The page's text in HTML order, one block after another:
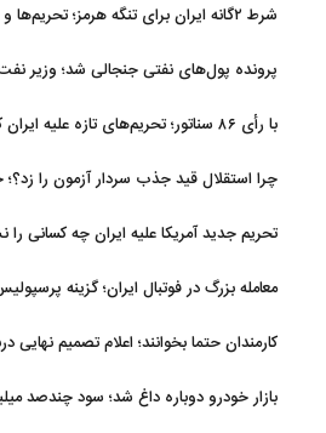
شرط ۲گانه ایران برای تنگه هرمز؛ تحریم‌ها و غرامت به معادله برگشتند
پرونده پول‌های نفتی جنجالی شد؛ وزیر
با رأی ۸۶ سناتور؛ تحریم‌های تازه علیه ایران کلید خورد
چرا استقلال قید جذب سردار آزمون را
تحریم جدید آمریکا علیه ایران چه کسانی
معامله بزرگ در فوتبال ایران؛ گزینه
کارمندان حتما بخوانند؛ اعلام تصمیم نهایی
بازار خودرو دوباره داغ شد؛ سود چندصد